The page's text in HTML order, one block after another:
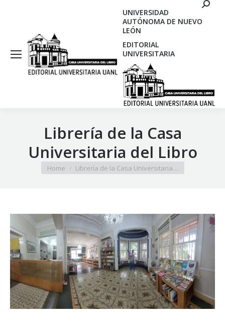
UNIVERSIDAD
AUTÓNOMA DE NUEVO
LEÓN
EDITORIAL
UNIVERSITARIA
Librería de la Casa
Universitaria del Libro
You are here:
Home Librería de la Casa Universitaria…